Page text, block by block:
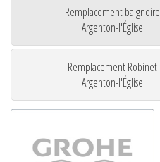
Remplacement baignoire
Argenton-l'Église
Remplacement Robinet
Argenton-l'Église